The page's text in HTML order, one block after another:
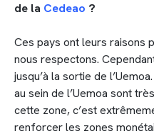
de la Cedeao ?
Ces pays ont leurs raisons
nous respectons.
jusqu’à la sortie de
au sein de l’Uemoa sont
cette zone, c’est
renforcer les zones